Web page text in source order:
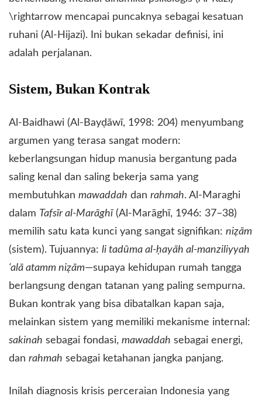
\rightarrow mencapai puncaknya sebagai kesatuan
ruhani (Al-Hijazi). Ini bukan sekadar definisi, ini
adalah perjalanan.
​Sistem, Bukan Kontrak
​Al-Baidhawi (Al-Bayḍāwī, 1998: 204) menyumbang
argumen yang terasa sangat modern:
keberlangsungan hidup manusia bergantung pada
saling kenal dan saling bekerja sama yang
membutuhkan mawaddah dan rahmah. Al-Maraghi
dalam Tafsīr al-Marāghī(Al-Marāghī, 1946: 37–38)
memilih satu kata kunci yang sangat signifikan: niẓām
(sistem). Tujuannya: li tadūma al-ḥayāh al-manziliyyah
‘alā atamm niẓām—supaya kehidupan rumah tangga
berlangsung dengan tatanan yang paling sempurna.
Bukan kontrak yang bisa dibatalkan kapan saja,
melainkan sistem yang memiliki mekanisme internal:
sakinah sebagai fondasi, mawaddah sebagai energi,
dan rahmah sebagai ketahanan jangka panjang.
​Inilah diagnosis krisis perceraian Indonesia yang